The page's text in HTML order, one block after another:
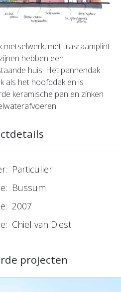
metselwerk, met trasraamplint
hebben een
huis. Het pannendak
als het hoofddak en is
keramische pan en zinken
Particulier
Bussum
2007
Chiel van Diest
projecten